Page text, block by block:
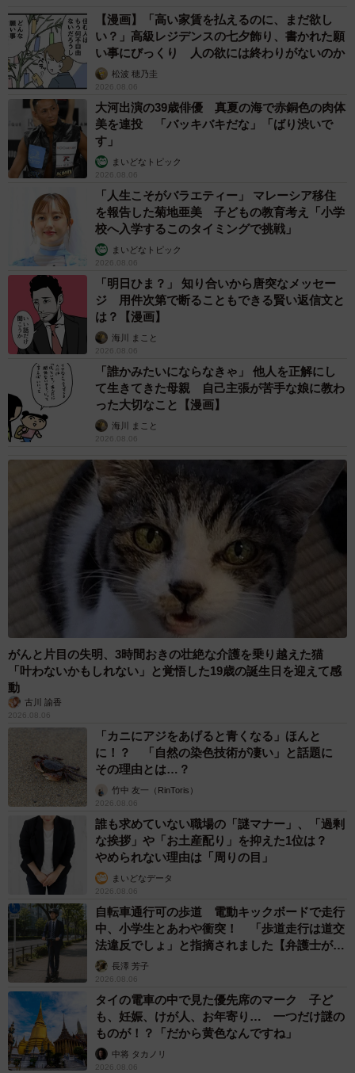
【漫画】「高い家賃を払えるのに、まだ欲し
い？」高級レジデンスの七夕飾り、書かれた願
い事にびっくり 人の欲には終わりがないのか
松波 穂乃圭
2026.08.06
大河出演の39歳俳優 真夏の海で赤銅色の肉体
美を連投 「バッキバキだな」「ばり渋いで
す」
まいどなトピック
2026.08.06
「人生こそがバラエティー」 マレーシア移住
を報告した菊地亜美 子どもの教育考え「小学
校へ入学するこのタイミングで挑戦」
まいどなトピック
2026.08.06
「明日ひま？」 知り合いから唐突なメッセー
ジ 用件次第で断ることもできる賢い返信文と
は？【漫画】
海川 まこと
2026.08.06
「誰かみたいにならなきゃ」 他人を正解にし
て生きてきた母親 自己主張が苦手な娘に教わ
った大切なこと【漫画】
海川 まこと
2026.08.06
がんと片目の失明、3時間おきの壮絶な介護を乗り越えた猫
「叶わないかもしれない」と覚悟した19歳の誕生日を迎えて感
動
古川 諭香
2026.08.06
「カニにアジをあげると青くなる」ほんと
に！？ 「自然の染色技術が凄い」と話題に
その理由とは…？
竹中 友一（RinToris）
2026.08.06
誰も求めていない職場の「謎マナー」、「過剰
な挨拶」や「お土産配り」を抑えた1位は？
やめられない理由は「周りの目」
まいどなデータ
2026.08.06
自転車通行可の歩道 電動キックボードで走行
中、小学生とあわや衝突！ 「歩道走行は道交
法違反でしょ」と指摘されました【弁護士が解
説】長澤 芳子
2026.08.06
タイの電車の中で見た優先席のマーク 子ど
も、妊娠、けが人、お年寄り… 一つだけ謎の
ものが！？「だから黄色なんですね」
中将 タカノリ
2026.08.06